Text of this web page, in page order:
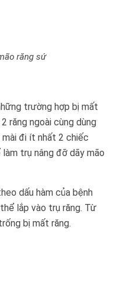
răng sứ
trường hợp bị mất
răng ngoài cùng dùng
đi ít nhất 2 chiếc
trụ nâng đỡ dãy mão
dấu hàm của bệnh
lắp vào trụ răng. Từ
bị mất răng.